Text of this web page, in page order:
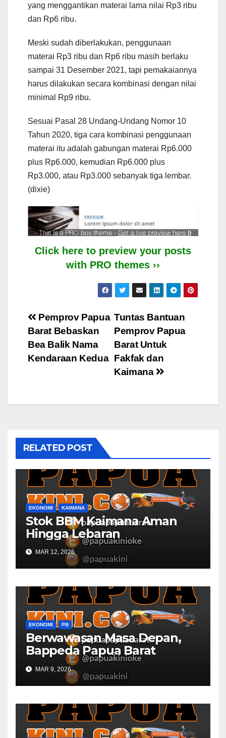
yang menggantikan materai lama nilai Rp3 ribu
dan Rp6 ribu.
Meski sudah diberlakukan, penggunaan
materai Rp3 ribu dan Rp6 ribu masih berlaku
sampai 31 Desember 2021, tapi pemakaiannya
harus dilakukan secara kombinasi dengan nilai
minimal Rp9 ribu.
Sesuai Pasal 28 Undang-Undang Nomor 10
Tahun 2020, tiga cara kombinasi penggunaan
materai itu adalah gabungan materai Rp6.000
plus Rp6.000, kemudian Rp6.000 plus
Rp3.000, atau Rp3.000 sebanyak tiga lembar.
(dixie)
Click here to preview your posts
with PRO themes ››
Post
navigation
Tuntas Bantuan
Pemprov Papua
Barat Untuk
Fakfak dan
Kaimana
Pemprov Papua
Barat Bebaskan
Bea Balik Nama
Kendaraan Kedua
RELATED POST
EKONOMI KAIMANA
Stok BBM Kaimana Aman
Hingga Lebaran
MAR 12, 2026
EKONOMI PB
Berwawasan Masa Depan,
Bappeda Papua Barat
Konsultasi Publik RKPD 2027
MAR 9, 2026